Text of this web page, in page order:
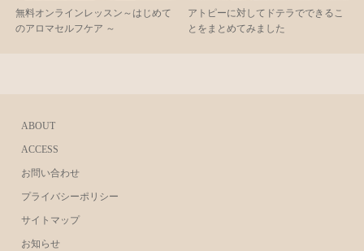
無料オンラインレッスン～はじめて
のアロマセルフケア ～
アトピーに対してドテラでできるこ
とをまとめてみました
ABOUT
ACCESS
お問い合わせ
プライバシーポリシー
サイトマップ
お知らせ